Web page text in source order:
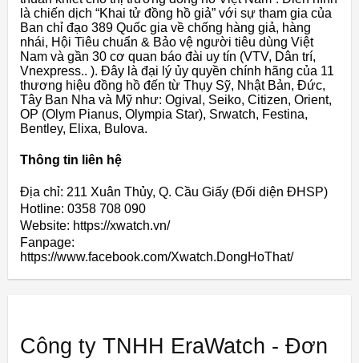
là chiến dịch “Khai tử đồng hồ giả” với sự tham gia của
Ban chỉ đạo 389 Quốc gia về chống hàng giả, hàng
nhái, Hội Tiêu chuẩn & Bảo vệ người tiêu dùng Việt
Nam và gần 30 cơ quan báo đài uy tín (VTV, Dân trí,
Vnexpress.. ). Đây là đại lý ủy quyền chính hãng của 11
thương hiệu đồng hồ đến từ Thụy Sỹ, Nhật Bản, Đức,
Tây Ban Nha và Mỹ như: Ogival, Seiko, Citizen, Orient,
OP (Olym Pianus, Olympia Star), Srwatch, Festina,
Bentley, Elixa, Bulova.
Thông tin liên hệ
Địa chỉ: 211 Xuân Thủy, Q. Cầu Giấy (Đối diện ĐHSP)
Hotline: 0358 708 090
Website: https://xwatch.vn/
Fanpage:
https://www.facebook.com/Xwatch.DongHoThat/
Công ty TNHH EraWatch - Đơn